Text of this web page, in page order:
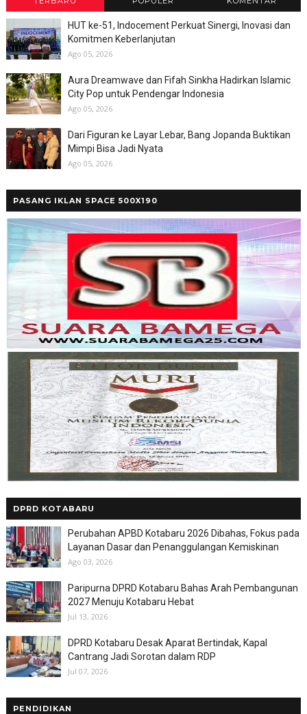
HUT ke-51, Indocement Perkuat Sinergi, Inovasi dan
Komitmen Keberlanjutan
Ago 05, 2026
Aura Dreamwave dan Fifah Sinkha Hadirkan Islamic
City Pop untuk Pendengar Indonesia
Ago 05, 2026
Dari Figuran ke Layar Lebar, Bang Jopanda Buktikan
Mimpi Bisa Jadi Nyata
Ago 05, 2026
PASANG IKLAN SPACE 500X190
DPRD KOTABARU
Perubahan APBD Kotabaru 2026 Dibahas, Fokus pada
Layanan Dasar dan Penanggulangan Kemiskinan
Ago 03, 2026
Paripurna DPRD Kotabaru Bahas Arah Pembangunan
2027 Menuju Kotabaru Hebat
Jul 13, 2026
DPRD Kotabaru Desak Aparat Bertindak, Kapal
Cantrang Jadi Sorotan dalam RDP
Jul 07, 2026
PENDIDIKAN